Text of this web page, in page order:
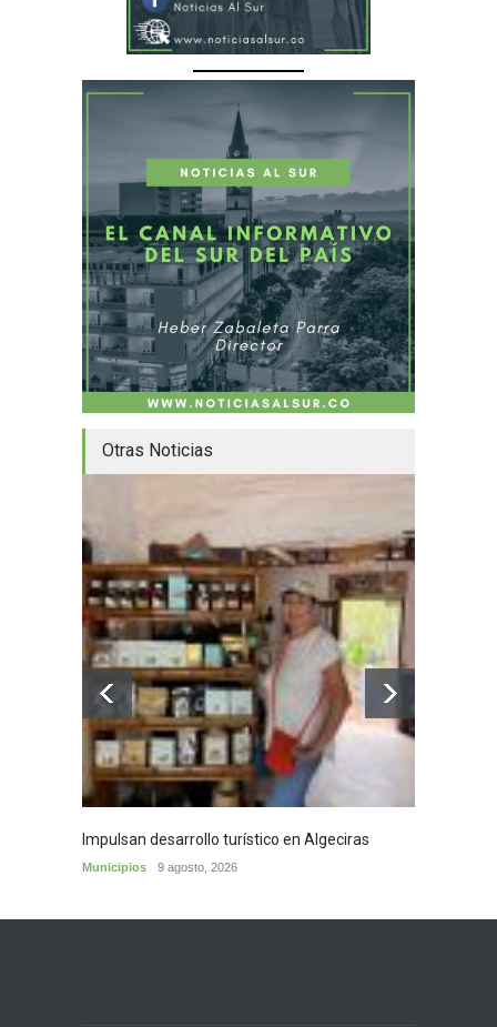
Otras Noticias
Impulsan desarrollo turístico en Algeciras
Municipios 9 agosto, 2026